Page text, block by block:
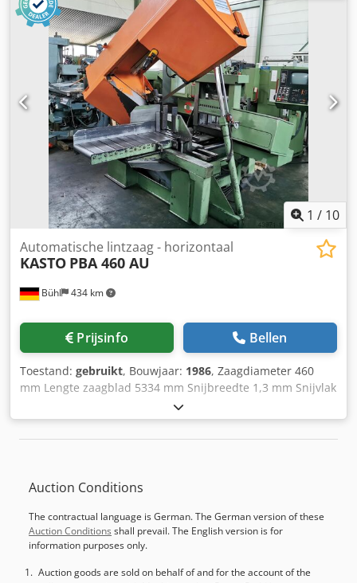
benodigd vermogen 20 kW Machinegewicht ca. 21,1 t
Automatische toevoerlengte 2.100 - 6.100 mm Credpfx
Aleyqr Utjwsf De technische gegevens zijn afkomstig van
de fabrikant of de operator en zijn daarom voor ons niet
bindend. Tussentijdse verkoop voorbehouden; uitsluitend
onze algemene voorwaarden zijn van toepassing. Over ons
meer dan 400 eigen machines op voorraad meer dan
15.000 m² opslagruimte, hijscapaciteit 70 t meer dan
10.000 accessoires voor uw werkplaats Wilt u machines,
productielijnen of uw bedrijf verkopen, neem dan contact
met ons op. Meer aanbiedingen vindt u op onze website.
Bezichtigen is mogelijk na afspraak. Wij kijken uit naar uw
bezoek. Uw Markus Hirsch Team
1 / 10
Bühl 434 km
Automatische lintzaag - horizontaal
KASTO PBA 460 AU
Prijsinfo Bellen
Toestand: gebruikt, Bouwjaar: 1986, Zaagdiameter 460
mm Lengte zaagblad 5334 mm Snijbreedte 1,3 mm Snijvlak
vierkant 320 x 320 mm Snijvlak vlak 500 x 320 mm minipos
807 besturingseenheid Zaagsnelheid 16 - 80 m/min
Afmetingen zaagblad 5334 x 41 x 1,3 mm Toevoerlengte
Machineafmetingen L x B x H 2,7 x 2,95 x 2,15 m
mm lang, Crodpotqqrfjfx Alwsf bundelklemapparaat,
spanentransporteur, koelapparaat
Auction Conditions
The contractual language is German. The German version of these
Auction Conditions shall prevail. The English version is for
information purposes only.
Auction goods are sold on behalf of and for the account of the